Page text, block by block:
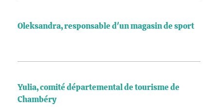
Oleksandra, responsable d'un magasin de sport
Yulia, comité départemental de tourisme de
Chambéry